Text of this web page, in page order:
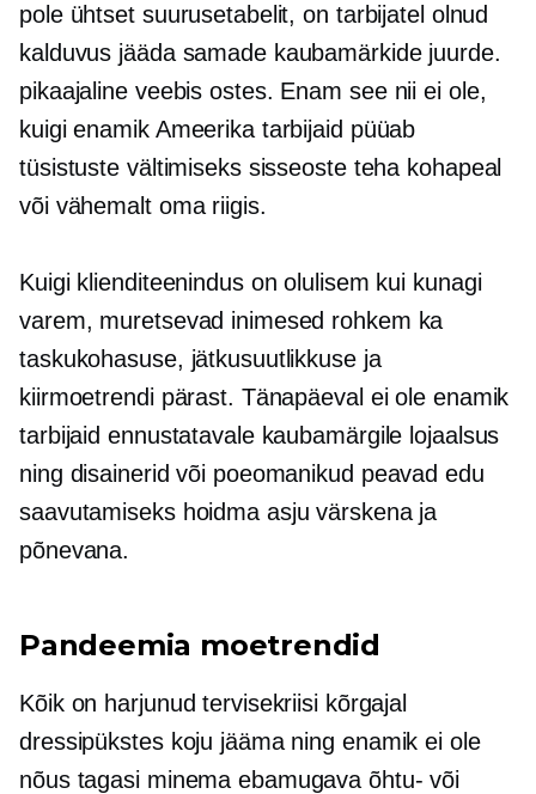
pole ühtset suurusetabelit, on tarbijatel olnud
kalduvus jääda samade kaubamärkide juurde.
pikaajalineveebis ostes. Enam see nii ei ole,
kuigi enamik Ameerika tarbijaid püüab
tüsistuste vältimiseks sisseoste teha kohapeal
või vähemalt oma riigis.
Kuigi klienditeenindus on olulisem kui kunagi
varem, muretsevad inimesed rohkem ka
taskukohasuse, jätkusuutlikkuse ja
kiirmoetrendi pärast. Tänapäeval ei ole enamik
tarbijaid ennustatavale kaubamärgile lojaalsus
ning disainerid või poeomanikud peavad edu
saavutamiseks hoidma asju värskena ja
põnevana.
Pandeemia moetrendid
Kõik on harjunud tervisekriisi kõrgajal
dressipükstes koju jääma ning enamik ei ole
nõus tagasi minema ebamugava õhtu- või